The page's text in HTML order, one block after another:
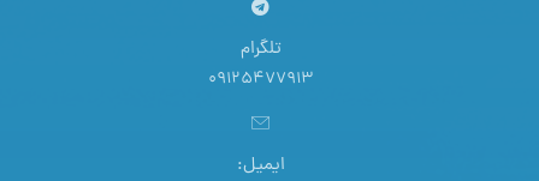
تلگرام
09125477913
ایمیل: